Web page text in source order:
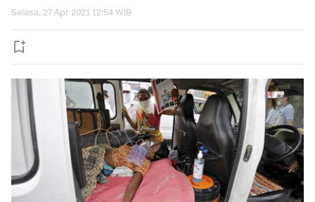
Selasa, 27 Apr 2021 12:54 WIB